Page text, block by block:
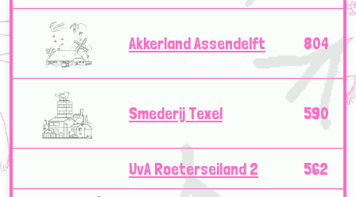
Akkerland Assendelft 804
Smederij Texel 590
UvA Roeterseiland 2 562